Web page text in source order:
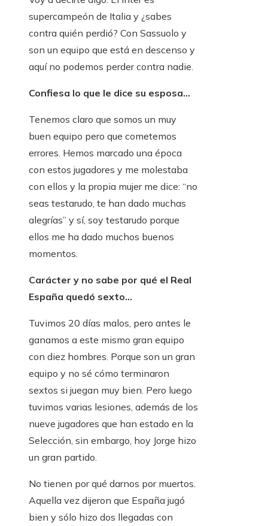
supercampeón de Italia y ¿sabes
contra quién perdió? Con Sassuolo y
son un equipo que está en descenso y
aquí no podemos perder contra nadie.
Confiesa lo que le dice su esposa…
Tenemos claro que somos un muy
buen equipo pero que cometemos
errores. Hemos marcado una época
con estos jugadores y me molestaba
con ellos y la propia mujer me dice: “no
seas testarudo, te han dado muchas
alegrías” y sí, soy testarudo porque
ellos me ha dado muchos buenos
momentos.
Carácter y no sabe por qué el Real
España quedó sexto…
Tuvimos 20 días malos, pero antes le
ganamos a este mismo gran equipo
con diez hombres. Porque son un gran
equipo y no sé cómo terminaron
sextos si juegan muy bien. Pero luego
tuvimos varias lesiones, además de los
nueve jugadores que han estado en la
Selección, sin embargo, hoy Jorge hizo
un gran partido.
No tienen por qué darnos por muertos.
Aquella vez dijeron que España jugó
bien y sólo hizo dos llegadas con